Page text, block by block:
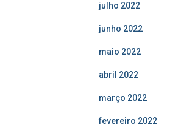
julho 2022
junho 2022
maio 2022
abril 2022
março 2022
fevereiro 2022